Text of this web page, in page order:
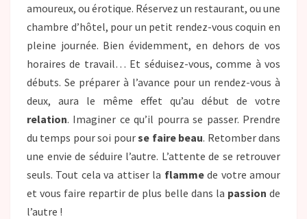
amoureux, ou érotique. Réservez un restaurant, ou une
chambre d’hôtel, pour un petit rendez-vous coquin en
pleine journée. Bien évidemment, en dehors de vos
horaires de travail… Et séduisez-vous, comme à vos
débuts. Se préparer à l’avance pour un rendez-vous à
deux, aura le même effet qu’au début de votre
relation. Imaginer ce qu’il pourra se passer. Prendre
du temps pour soi pourse faire beau. Retomber dans
une envie de séduire l’autre. L’attente de se retrouver
seuls. Tout cela va attiser la flammede votre amour
et vous faire repartir de plus belle dans la passion de
l’autre !